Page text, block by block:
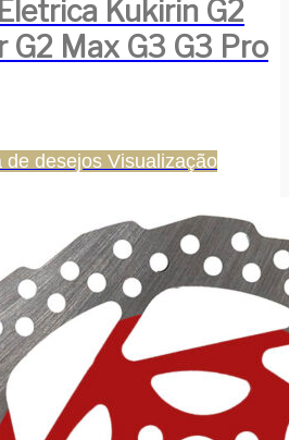
Kukirin G2
G2 Max G3 G3 Pro
de desejos Visualização